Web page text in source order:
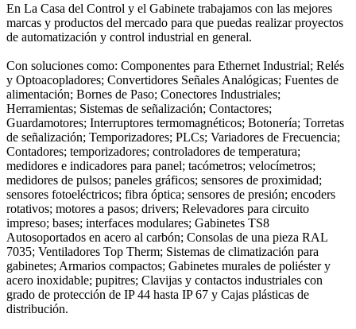
En La Casa del Control y el Gabinete trabajamos con las mejores
marcas y productos del mercado para que puedas realizar proyectos
de automatización y control industrial en general.
Con soluciones como: Componentes para Ethernet Industrial; Relés
y Optoacopladores; Convertidores Señales Analógicas; Fuentes de
alimentación; Bornes de Paso; Conectores Industriales;
Herramientas; Sistemas de señalización; Contactores;
Guardamotores; Interruptores termomagnéticos; Botonería; Torretas
de señalización; Temporizadores; PLCs; Variadores de Frecuencia;
Contadores; temporizadores; controladores de temperatura;
medidores e indicadores para panel; tacómetros; velocímetros;
medidores de pulsos; paneles gráficos; sensores de proximidad;
sensores fotoeléctricos; fibra óptica; sensores de presión; encoders
rotativos; motores a pasos; drivers; Relevadores para circuito
impreso; bases; interfaces modulares; Gabinetes TS8
Autosoportados en acero al carbón; Consolas de una pieza RAL
7035; Ventiladores Top Therm; Sistemas de climatización para
gabinetes; Armarios compactos; Gabinetes murales de poliéster y
acero inoxidable; pupitres; Clavijas y contactos industriales con
grado de protección de IP 44 hasta IP 67 y Cajas plásticas de
distribución.